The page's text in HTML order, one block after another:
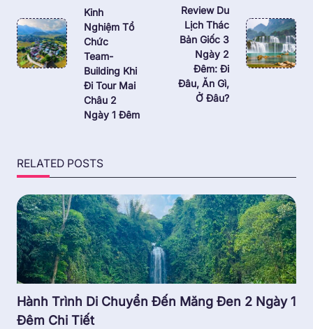
screen-
reader-
text">Page</span>
Kinh
Nghiệm Tổ
Chức
Team-
Building Khi
Đi Tour Mai
Châu 2
Ngày 1 Đêm
Review Du
Lịch Thác
Bản Giốc 3
Ngày 2
Đêm: Đi
Đâu, Ăn Gì,
Ở Đâu?
RELATED POSTS
Hành Trình Di Chuyển Đến Măng Đen 2 Ngày 1
Đêm Chi Tiết